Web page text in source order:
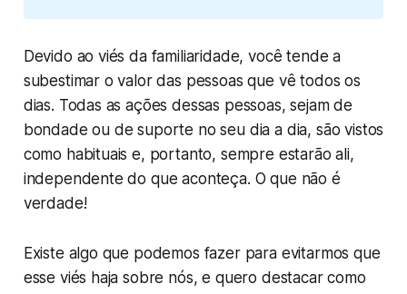
Devido ao viés da familiaridade, você tende a
subestimar o valor das pessoas que vê todos os
dias. Todas as ações dessas pessoas, sejam de
bondade ou de suporte no seu dia a dia, são vistos
como habituais e, portanto, sempre estarão ali,
independente do que aconteça. O que não é
verdade!
Existe algo que podemos fazer para evitarmos que
esse viés haja sobre nós, e quero destacar como